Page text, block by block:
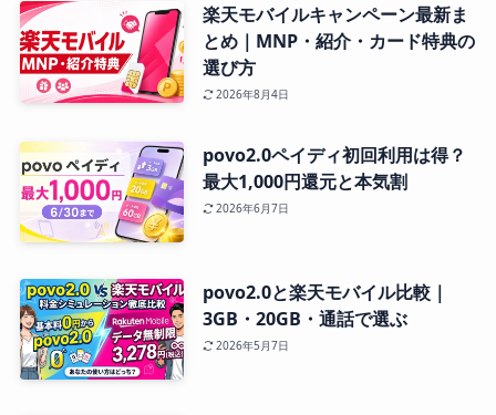
楽天モバイルキャンペーン最新ま
とめ｜MNP・紹介・カード特典の
選び方
2026年8月4日
povo2.0ペイディ初回利用は得？
最大1,000円還元と本気割
2026年6月7日
povo2.0と楽天モバイル比較｜
3GB・20GB・通話で選ぶ
2026年5月7日